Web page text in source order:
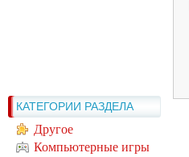
КАТЕГОРИИ РАЗДЕЛА
Другое
Компьютерные игры